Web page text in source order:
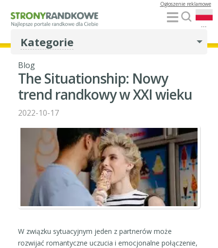
...
Ogłoszenie reklamowe
Kategorie
Blog
The Situationship: Nowy
trend randkowy w XXI wieku
2022-10-17
W związku sytuacyjnym jeden z partnerów może
rozwijać romantyczne uczucia i emocjonalne połączenie,